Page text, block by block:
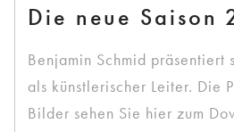
Die neue
Benjamin Schmid präsentiert
als künstlerischer Leiter. Die
Bilder sehen Sie hier zum